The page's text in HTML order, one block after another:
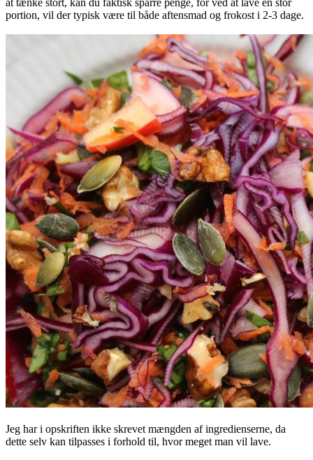
at tænke stort, kan du faktisk sparre penge, for ved at lave en stor
portion, vil der typisk være til både aftensmad og frokost i 2-3 dage.
Jeg har i opskriften ikke skrevet mængden af ingredienserne, da
dette selv kan tilpasses i forhold til, hvor meget man vil lave.